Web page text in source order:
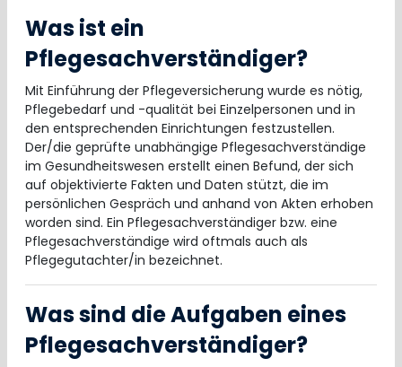
Was ist ein
Pflegesachverständiger?
Mit Einführung der Pflegeversicherung wurde es nötig,
Pflegebedarf und -qualität bei Einzelpersonen und in
den entsprechenden Einrichtungen festzustellen.
Der/die geprüfte unabhängige Pflegesachverständige
im Gesundheitswesen erstellt einen Befund, der sich
auf objektivierte Fakten und Daten stützt, die im
persönlichen Gespräch und anhand von Akten erhoben
worden sind. Ein Pflegesachverständiger bzw. eine
Pflegesachverständige wird oftmals auch als
Pflegegutachter/in bezeichnet.
Was sind die Aufgaben eines
Pflegesachverständiger?